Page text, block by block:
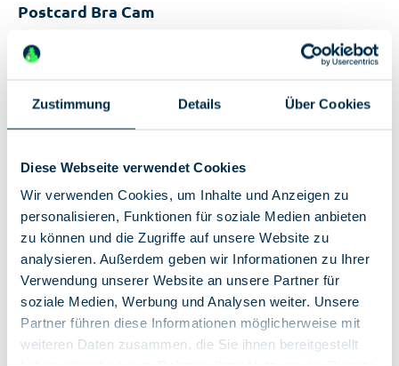
Zustimmung Details Über Cookies
Diese Webseite verwendet Cookies
Wir verwenden Cookies, um Inhalte und Anzeigen zu
personalisieren, Funktionen für soziale Medien anbieten
zu können und die Zugriffe auf unsere Website zu
analysieren. Außerdem geben wir Informationen zu Ihrer
Verwendung unserer Website an unsere Partner für
soziale Medien, Werbung und Analysen weiter. Unsere
Partner führen diese Informationen möglicherweise mit
weiteren Daten zusammen, die Sie ihnen bereitgestellt
Postcard Bra Cam
Available, delivery time: 2-5 days
Unique features:
A6 postcard
Pictures of exhibits from the collection of the
Add to shopping cart